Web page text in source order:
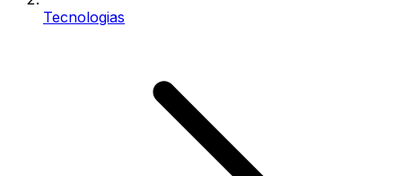
Tecnologias